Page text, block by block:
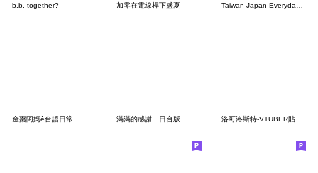
b.b. together? 加零在電線桿下盛夏
金棗阿媽ê台語日常 滿滿的感謝 日台版 洛可洛斯特-VTUBER貼圖04